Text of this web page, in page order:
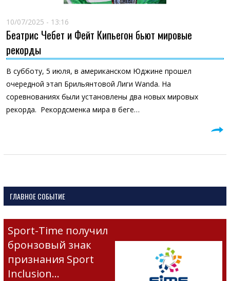
10/07/2025 - 13:16
Беатрис Чебет и Фейт Кипьегон бьют мировые
рекорды
В субботу, 5 июля, в американском Юджине прошел
очередной этап Брильянтовой Лиги Wanda. На
соревнованиях были установлены два новых мировых
рекорда. Рекордсменка мира в беге…
ГЛАВНОЕ СОБЫТИЕ
Sport-Time получил
бронзовый знак
признания Sport
Inclusion…